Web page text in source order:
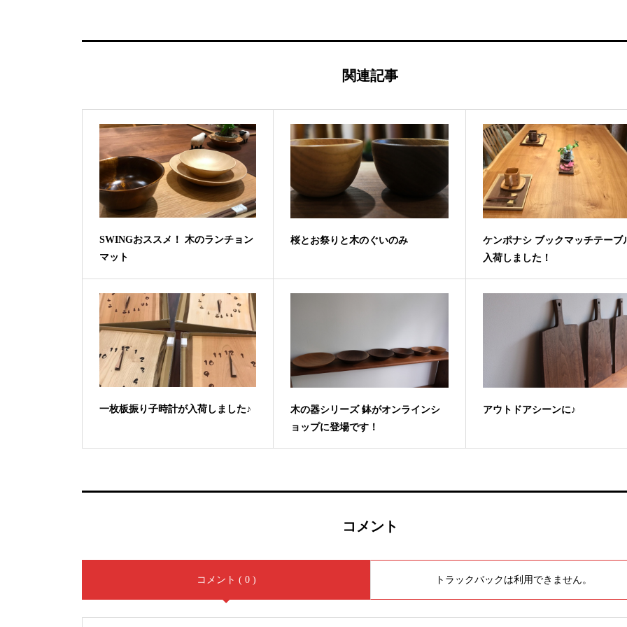
関連記事
SWINGおススメ！ 木のランチョン
マット
桜とお祭りと木のぐいのみ
ケンポナシ ブックマッチテーブ
入荷しました！
一枚板振り子時計が入荷しました♪
木の器シリーズ 鉢がオンラインシ
ョップに登場です！
アウトドアシーンに♪
コメント
コメント ( 0 ) トラックバックは利用できません。